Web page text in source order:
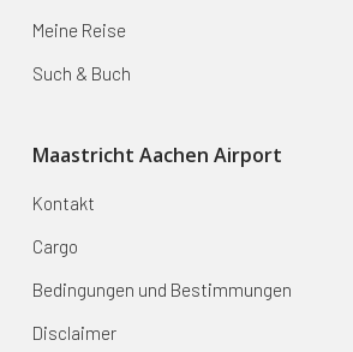
Meine Reise
Such & Buch
Maastricht Aachen Airport
Kontakt
Cargo
Bedingungen und Bestimmungen
Disclaimer